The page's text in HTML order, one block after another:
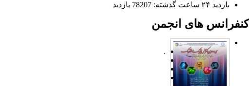
بازدید ۲۴ ساعت گذشته: 78207 بازدید
کنفرانس های انجمن
.